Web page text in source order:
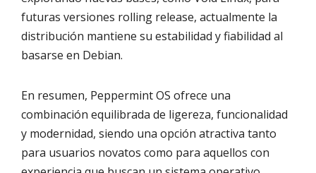
futuras versiones rolling release, actualmente la
distribución mantiene su estabilidad y fiabilidad al
basarse en Debian.
En resumen, Peppermint OS ofrece una
combinación equilibrada de ligereza, funcionalidad
y modernidad, siendo una opción atractiva tanto
para usuarios novatos como para aquellos con